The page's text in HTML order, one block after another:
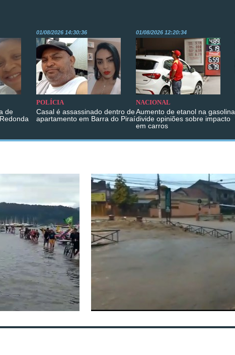
de
01/08/2026 14:30:36
POLÍCIA
Casal é assassinado dentro de
apartamento em Barra do Piraí
01/08/2026 12:20:34
NACIONAL
Aumento de etanol na gasolina
divide opiniões sobre impacto
em carros